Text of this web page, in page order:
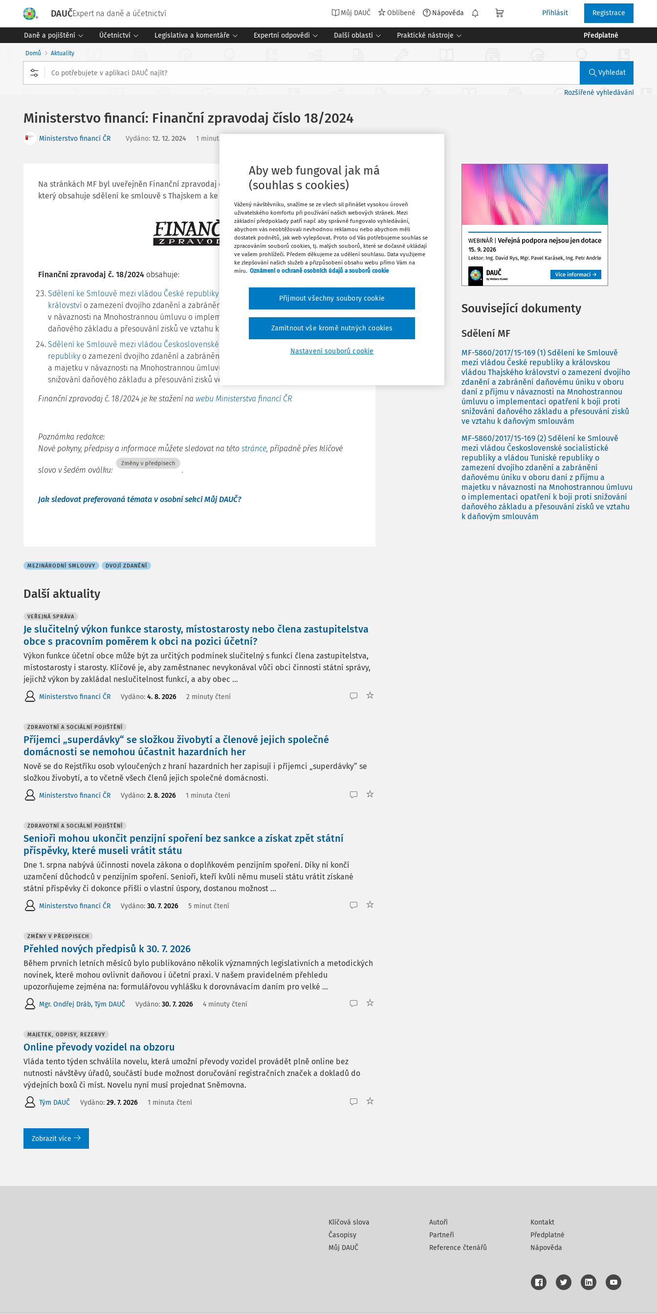
DAUČExpert na daně a účetnictví Můj DAUČ Oblíbené Nápověda Přihlásit Registrace
Daně a pojištění Účetnictví Legislativa a komentáře Expertní odpovědi Další oblasti Praktické nástroje Předplatné
Domů Aktuality
Vyhledat
Rozšířené vyhledávání
Ministerstvo financí: Finanční zpravodaj číslo 18/2024
Ministerstvo financí ČR Vydáno: 12. 12. 2024 1 minuta čtení
Na stránkách MF byl uveřejněn Finanční zpravodaj č. 18/2024 ze dne 12. prosince 2024,
který obsahuje sdělení ke smlouvě s Thajskem a ke smlouvě s Tuniskem.
Finanční zpravodaj č. 18/2024 obsahuje:
Sdělení ke Smlouvě mezi vládou České republiky a královskou vládou Thajského
království o zamezení dvojího zdanění a zabránění daňovému úniku v oboru daní z příjmu
v návaznosti na Mnohostrannou úmluvu o implementaci opatření k boji proti snižování
daňového základu a přesouvání zisků ve vztahu k daňovým smlouvám
Sdělení ke Smlouvě mezi vládou Československé socialistické republiky a vládou Tuniské
republiky o zamezení dvojího zdanění a zabránění daňovému úniku v oboru daní z příjmu
a majetku v návaznosti na Mnohostrannou úmluvu o implementaci opatření k boji proti
snižování daňového základu a přesouvání zisků ve vztahu k daňovým smlouvám
Finanční zpravodaj č. 18/2024 je ke stažení na webu Ministerstva financí ČR
Poznámka redakce:
Nové pokyny, předpisy a informace můžete sledovat na této stránce , případně přes klíčové
slovo v šedém oválku: .
Jak sledovat preferovaná témata v osobní sekci Můj DAUČ?
MEZINÁRODNÍ SMLOUVY DVOJÍ ZDANĚNÍ
Další aktuality
VEŘEJNÁ SPRÁVA
Je slučitelný výkon funkce starosty, místostarosty nebo člena zastupitelstva
obce s pracovním poměrem k obci na pozici účetní?
Výkon funkce účetní obce může být za určitých podmínek slučitelný s funkcí člena zastupitelstva,
místostarosty i starosty. Klíčové je, aby zaměstnanec nevykonával vůči obci činnosti státní správy,
jejichž výkon by zakládal neslučitelnost funkcí, a aby obec ...
Ministerstvo financí ČR Vydáno: 4. 8. 2026 2 minuty čtení
ZDRAVOTNÍ A SOCIÁLNÍ POJIŠTĚNÍ
Příjemci „superdávky“ se složkou živobytí a členové jejich společné
domácnosti se nemohou účastnit hazardních her
Nově se do Rejstříku osob vyloučených z hraní hazardních her zapisují i příjemci „superdávky“ se
složkou živobytí, a to včetně všech členů jejich společné domácnosti.
Ministerstvo financí ČR Vydáno: 2. 8. 2026 1 minuta čtení
ZDRAVOTNÍ A SOCIÁLNÍ POJIŠTĚNÍ
Senioři mohou ukončit penzijní spoření bez sankce a získat zpět státní
příspěvky, které museli vrátit státu
Dne 1. srpna nabývá účinnosti novela zákona o doplňkovém penzijním spoření. Díky ní končí
uzamčení důchodců v penzijním spoření. Senioři, kteří kvůli němu museli státu vrátit získané
státní příspěvky či dokonce přišli o vlastní úspory, dostanou možnost ...
Ministerstvo financí ČR Vydáno: 30. 7. 2026 5 minut čtení
ZMĚNY V PŘEDPISECH
Přehled nových předpisů k 30. 7. 2026
Během prvních letních měsíců bylo publikováno několik významných legislativních a metodických
novinek, které mohou ovlivnit daňovou i účetní praxi. V našem pravidelném přehledu
upozorňujeme zejména na: formulářovou vyhlášku k dorovnávacím daním pro velké ...
Mgr. Ondřej Dráb, Tým DAUČ Vydáno: 30. 7. 2026 4 minuty čtení
MAJETEK, ODPISY, REZERVY
Online převody vozidel na obzoru
Vláda tento týden schválila novelu, která umožní převody vozidel provádět plně online bez
nutnosti návštěvy úřadů, součástí bude možnost doručování registračních značek a dokladů do
výdejních boxů či míst. Novelu nyní musí projednat Sněmovna.
Tým DAUČ Vydáno: 29. 7. 2026 1 minuta čtení
Zobrazit více
Stáhnout
Tisknout
Související dokumenty
Sdělení MF
MF-5860/2017/15-169 (1) Sdělení ke Smlouvě
mezi vládou České republiky a královskou
vládou Thajského království o zamezení dvojího
zdanění a zabránění daňovému úniku v oboru
daní z příjmu v návaznosti na Mnohostrannou
úmluvu o implementaci opatření k boji proti
snižování daňového základu a přesouvání zisků
ve vztahu k daňovým smlouvám
MF-5860/2017/15-169 (2) Sdělení ke Smlouvě
mezi vládou Československé socialistické
republiky a vládou Tuniské republiky o
zamezení dvojího zdanění a zabránění
daňovému úniku v oboru daní z příjmu a
majetku v návaznosti na Mnohostrannou úmluvu
o implementaci opatření k boji proti snižování
daňového základu a přesouvání zisků ve vztahu
k daňovým smlouvám
Klíčová slova
Časopisy
Můj DAUČ
Autoři
Partneři
Reference čtenářů
Kontakt
Předplatné
Nápověda
Aby web fungoval jak má
(souhlas s cookies)
Vážený návštěvníku, snažíme se ze všech sil přinášet vysokou úroveň
uživatelského komfortu při používání našich webových stránek. Mezi
základní předpoklady patří např. aby správně fungovalo vyhledávání,
abychom vás neobtěžovali nevhodnou reklamou nebo abychom měli
dostatek podnětů, jak web vylepšovat. Proto od Vás potřebujeme souhlas se
zpracováním souborů cookies, tj. malých souborů, které se dočasně ukládají
ve vašem prohlížeči. Předem děkujeme za udělení souhlasu. Data využijeme
ke zlepšování našich služeb a přizpůsobení obsahu webu přímo Vám na
míru. Oznámení o ochraně osobních údajů a souborů cookie
Nastavení souborů cookie
Zamítnout vše kromě nutných cookies
Přijmout všechny soubory cookie